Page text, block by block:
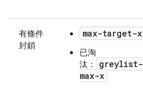
有條件
封鎖
max-target-x
已淘
汰：
greylist-
max-x